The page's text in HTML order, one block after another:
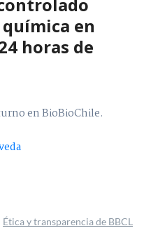
en
horas de
en BioBioChile.
Ética y transparencia de BBCL